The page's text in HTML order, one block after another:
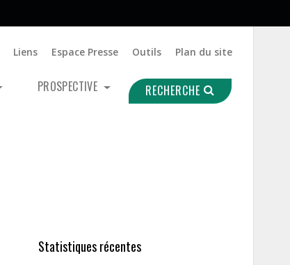
Liens Espace Presse Outils Plan du site
PROSPECTIVE RECHERCHE
Statistiques récentes